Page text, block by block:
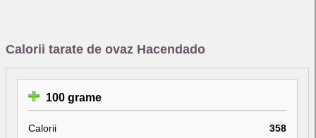
Calorii tarate de ovaz Hacendado
100 grame
Calorii
358